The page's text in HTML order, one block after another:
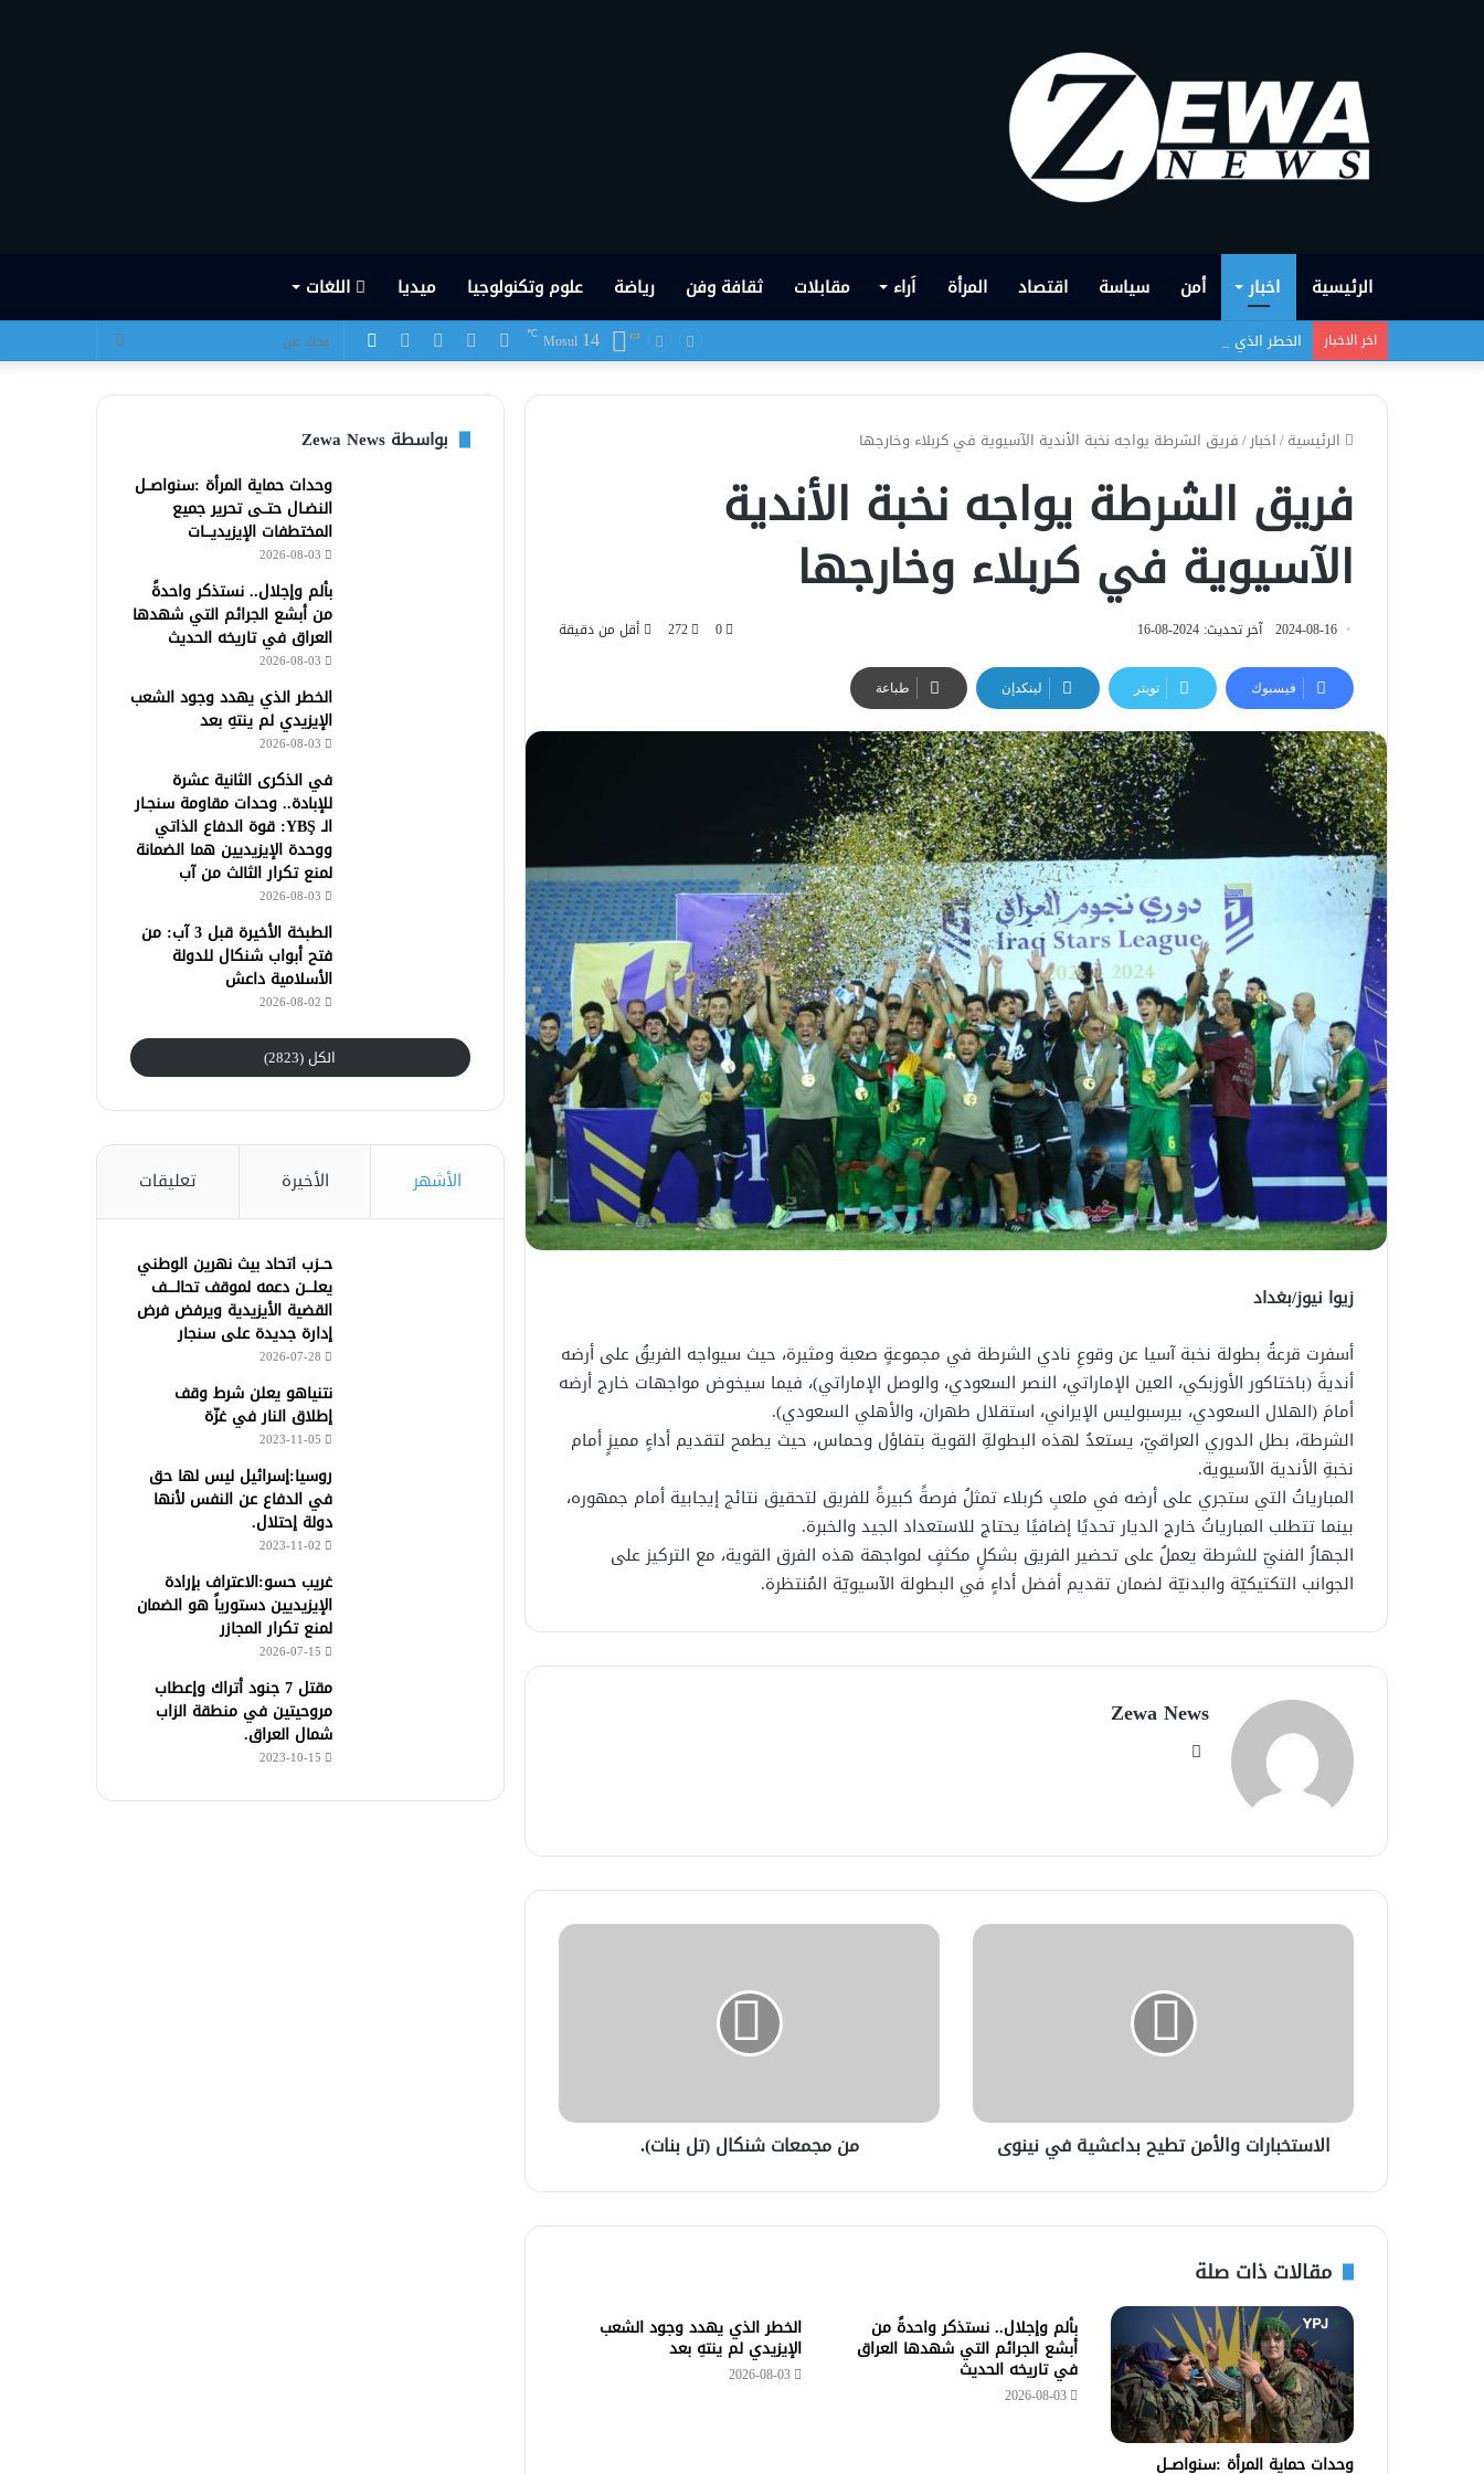
الرئيسية اخبار أمن سياسة اقتصاد المرأة اَراء مقابلات ثقافة وفن رياضة علوم وتكنولوجيا ميديا اللغات
اخر الاخبار الخطر الذي يهدد وجود الشعب الإيزيدي لم ينتهِ بعد
الوضعانستقرام يوتيوب تويتر
فيسبوك Mosul 14
℃
الرئيسية/اخبار/فريق الشرطة يواجه نخبة الأندية الآسيوية في كربلاء وخارجها
فريق الشرطة يواجه نخبة الأندية
الآسيوية في كربلاء وخارجها
2024-08-16 آخر تحديث: 2024-08-16 0
272 أقل من دقيقة
فيسبوك تويتر لينكدإن طباعة
زيوا نيوز/بغداد
أسفرت قرعةُ بطولة نخبة آسيا عن وقوعِ نادي الشرطة في مجموعةٍ صعبة ومثيرة، حيث سيواجه الفريقُ على أرضه
أنديةَ (باختاكور الأوزبكي، العين الإماراتي، النصر السعودي، والوصل الإماراتي)، فيما سيخوض مواجهات خارج أرضه
أمامَ (الهلال السعودي، بيرسبوليس الإيراني، استقلال طهران، والأهلي السعودي).
الشرطة، بطل الدوري العراقيّ، يستعدُ لهذه البطولةِ القوية بتفاؤل وحماس، حيث يطمح لتقديم أداءٍ مميزٍ أمام
نخبةِ الأندية الآسيوية.
المبارياتُ التي ستجري على أرضه في ملعبِ كربلاء تمثلُ فرصةً كبيرةً للفريق لتحقيق نتائج إيجابية أمام جمهوره،
بينما تتطلب المبارياتُ خارج الديار تحديًا إضافيًا يحتاج للاستعداد الجيد والخبرة.
الجهازُ الفنيّ للشرطة يعملُ على تحضير الفريق بشكلٍ مكثفٍ لمواجهة هذه الفرق القوية، مع التركيز على
الجوانب التكتيكيّة والبدنيّة لضمان تقديم أفضل أداءٍ في البطولة الآسيويّة المُنتظرة.
Zewa News
الاستخبارات والأمن تطيح بداعشية في نينوى من مجمعات شنكال (تل بنات).
مقالات ذات صلة
وحدات حماية المرأة :سنواصــل
بألم وإجلال.. نستذكر واحدةً من
أبشع الجرائم التي شهدها العراق
في تاريخه الحديث
2026-08-03
الخطر الذي يهدد وجود الشعب
الإيزيدي لم ينتهِ بعد
2026-08-03
بواسطة Zewa News
وحدات حماية المرأة :سنواصــل
النضـال حتــى تحرير جميع
المختطفات الإيزيديـــات
2026-08-03
بألم وإجلال.. نستذكر واحدةً
من أبشع الجرائم التي شهدها
العراق في تاريخه الحديث
2026-08-03
الخطر الذي يهدد وجود الشعب
الإيزيدي لم ينتهِ بعد
2026-08-03
في الذكرى الثانية عشرة
للإبادة.. وحدات مقاومة سنجـار
الـ YBŞ: قوة الدفاع الذاتي
ووحدة الإيزيديين هما الضمانة
لمنع تكرار الثالث من آب
2026-08-03
الطبخة الأخيرة قبل 3 آب: من
فتح أبواب شنكال للدولة
الأسلامية داعش
2026-08-02
الكل (2823)
الأشهر الأخيرة تعليقات
حــزب اتحاد بيث نهرين الوطني
يعلـــن دعمه لموقف تحالــــف
القضية الأيزيدية ويرفض فرض
إدارة جديدة على سنجار
2026-07-28
نتنياهو يعلن شرط وقف
إطلاق النار في غزّة
2023-11-05
روسيا:إسرائيل ليس لها حق
في الدفاع عن النفس لأنها
دولة إحتلال.
2023-11-02
غريب حسو:الاعتراف بإرادة
الإيزيديين دستورياً هو الضمان
لمنع تكرار المجازر
2026-07-15
مقتل 7 جنود أتراك وإعطاب
مروحيتين في منطقة الزاب
شمال العراق.
2023-10-15